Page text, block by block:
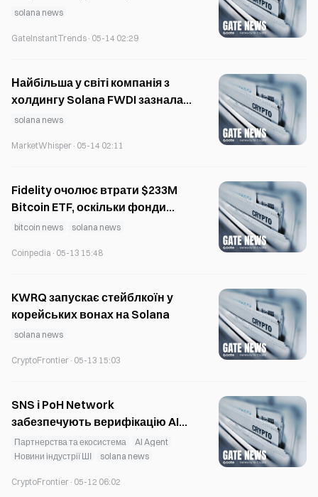
дійде у 2026 році?
solana news
GateInstantTrends · 05-14 02:29
Найбільша у світі компанія з
холдингу Solana FWDI зазнала
збитків понад 1 мільярд
90%
solana news
MarketWhisper · 05-14 02:11
Fidelity очолює втрати $233M
Bitcoin ETF, оскільки фонди
Solana додають $19 млн
bitcoin news solana news
Coinpedia · 05-13 15:48
KWRQ запускає стейблкоїн у
корейських вонах на Solana
solana news
CryptoFrontier · 05-13 15:03
SNS і PoH Network
забезпечують верифікацію AI
на Solana
Партнерства та екосистема
AI Agent
Новини індустрії ШІ
solana news
CryptoFrontier · 05-12 06:02